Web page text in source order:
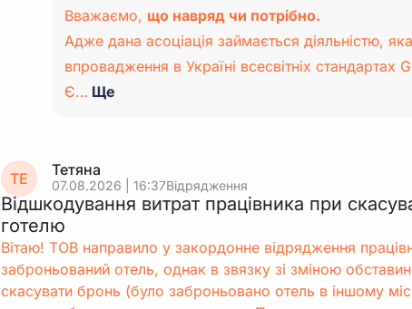
Вважаємо, що навряд чи потрібно.
Адже дана асоціація займається діяльністю,
впровадження в Україні всесвітніх стандартах
Є… Ще
ТЕ Тетяна
07.08.2026 | 16:37Відрядження
Відшкодування витрат працівника при
готелю
Вітаю! ТОВ направило у закордонне відрядження
заброньований отель, однак в звязку зі зміною обставин
скасувати бронь (було заброньовано отель в іншому